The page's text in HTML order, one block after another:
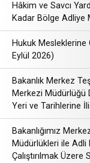
Hâkim ve Savcı
Kadar Bölge Adliye
Hukuk Mesleklerine
Eylül 2026)
Bakanlık Merkez
Merkezi Müdürlüğü
Yeri ve Tarihlerine
Bakanlığımız
Müdürlükleri ile
Çalıştırılmak